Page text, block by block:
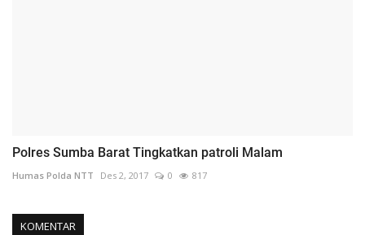
Polres Sumba Barat Tingkatkan patroli Malam
Humas Polda NTT Des 2, 2017 0 817
KOMENTAR